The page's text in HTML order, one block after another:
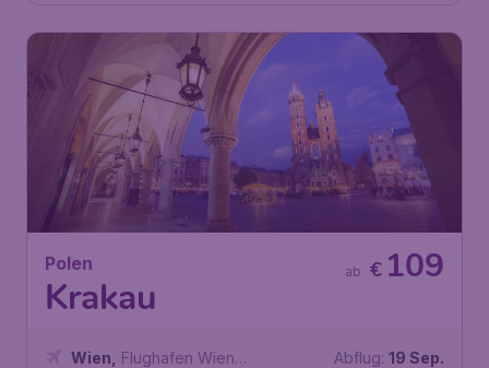
Polen
Krakau
€ 109
ab
Wien
Flughafen Wien
Abflug: 19 Sep.